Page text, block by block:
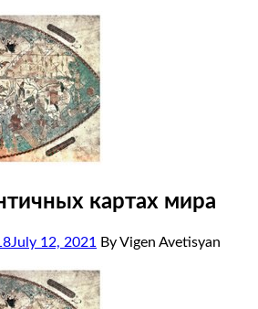
картах мира
July 12, 2021 By Vigen Avetisyan